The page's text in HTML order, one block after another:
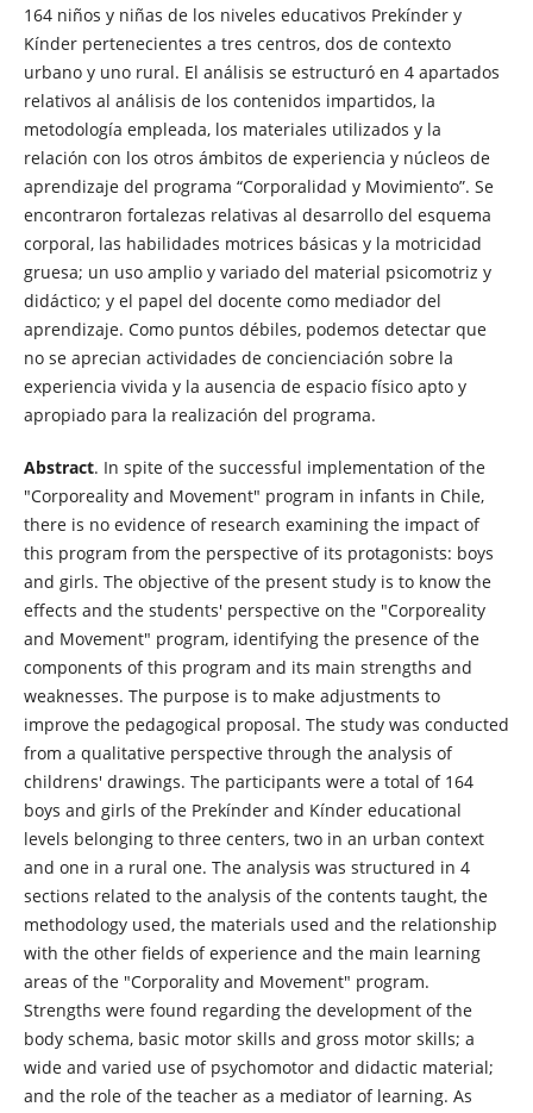
164 niños y niñas de los niveles educativos Prekínder y
Kínder pertenecientes a tres centros, dos de contexto
urbano y uno rural. El análisis se estructuró en 4 apartados
relativos al análisis de los contenidos impartidos, la
metodología empleada, los materiales utilizados y la
relación con los otros ámbitos de experiencia y núcleos de
aprendizaje del programa “Corporalidad y Movimiento”. Se
encontraron fortalezas relativas al desarrollo del esquema
corporal, las habilidades motrices básicas y la motricidad
gruesa; un uso amplio y variado del material psicomotriz y
didáctico; y el papel del docente como mediador del
aprendizaje. Como puntos débiles, podemos detectar que
no se aprecian actividades de concienciación sobre la
experiencia vivida y la ausencia de espacio físico apto y
apropiado para la realización del programa.
Abstract. In spite of the successful implementation of the
"Corporeality and Movement" program in infants in Chile,
there is no evidence of research examining the impact of
this program from the perspective of its protagonists: boys
and girls. The objective of the present study is to know the
effects and the students' perspective on the "Corporeality
and Movement" program, identifying the presence of the
components of this program and its main strengths and
weaknesses. The purpose is to make adjustments to
improve the pedagogical proposal. The study was conducted
from a qualitative perspective through the analysis of
childrens' drawings. The participants were a total of 164
boys and girls of the Prekínder and Kínder educational
levels belonging to three centers, two in an urban context
and one in a rural one. The analysis was structured in 4
sections related to the analysis of the contents taught, the
methodology used, the materials used and the relationship
with the other fields of experience and the main learning
areas of the "Corporality and Movement" program.
Strengths were found regarding the development of the
body schema, basic motor skills and gross motor skills; a
wide and varied use of psychomotor and didactic material;
and the role of the teacher as a mediator of learning. As